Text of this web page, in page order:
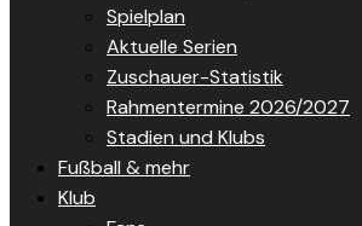
Spielplan
Aktuelle Serien
Zuschauer-Statistik
Rahmentermine 2026/2027
Stadien und Klubs
Fußball & mehr
Klub